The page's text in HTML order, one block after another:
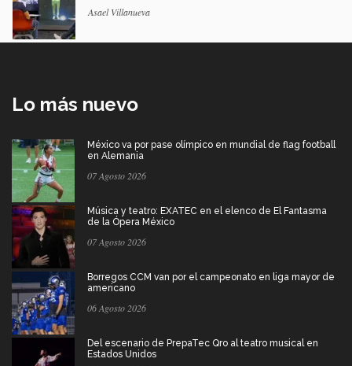
Asael Villanueva
Lo más nuevo
México va por pase olímpico en mundial de flag football
en Alemania
07 Agosto 2026
Música y teatro: EXATEC en el elenco de El Fantasma
de la Ópera México
07 Agosto 2026
Borregos CCM van por el campeonato en liga mayor de
americano
06 Agosto 2026
Del escenario de PrepaTec Qro al teatro musical en
Estados Unidos